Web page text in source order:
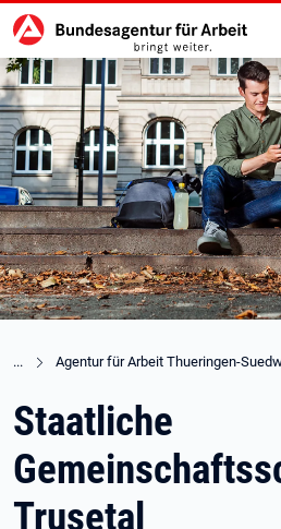
zu den Hauptinhalten springen
Hauptnavigation
Agentur für Arbeit Thueringen-
Staatliche
Trusetal